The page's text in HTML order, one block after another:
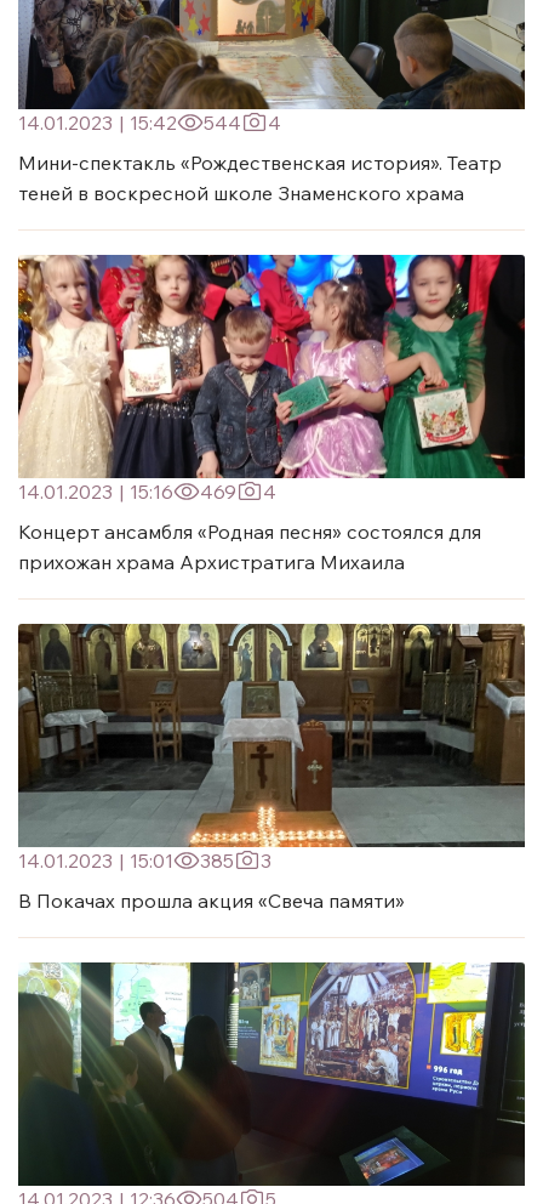
14.01.2023 | 15:42 544
4
Мини-спектакль «Рождественская история». Театр
теней в воскресной школе Знаменского храма
14.01.2023 | 15:16 469
4
Концерт ансамбля «Родная песня» состоялся для
прихожан храма Архистратига Михаила
14.01.2023 | 15:01 385
3
В Покачах прошла акция «Свеча памяти»
14.01.2023 | 12:36 504
5